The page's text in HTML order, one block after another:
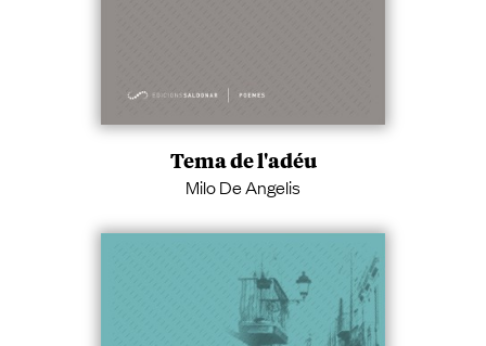
Tema de l'adéu
Milo De Angelis